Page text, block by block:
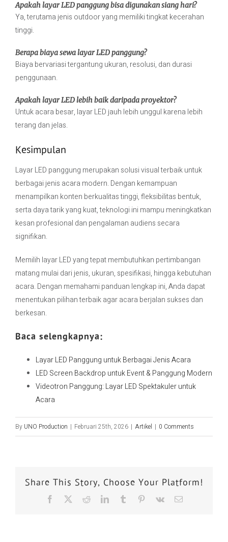
Apakah layar LED panggung bisa digunakan siang hari?
Ya, terutama jenis outdoor yang memiliki tingkat kecerahan
tinggi.
Berapa biaya sewa layar LED panggung?
Biaya bervariasi tergantung ukuran, resolusi, dan durasi
penggunaan.
Apakah layar LED lebih baik daripada proyektor?
Untuk acara besar, layar LED jauh lebih unggul karena lebih
terang dan jelas.
Kesimpulan
Layar LED panggung merupakan solusi visual terbaik untuk
berbagai jenis acara modern. Dengan kemampuan
menampilkan konten berkualitas tinggi, fleksibilitas bentuk,
serta daya tarik yang kuat, teknologi ini mampu meningkatkan
kesan profesional dan pengalaman audiens secara
signifikan.
Memilih layar LED yang tepat membutuhkan pertimbangan
matang mulai dari jenis, ukuran, spesifikasi, hingga kebutuhan
acara. Dengan memahami panduan lengkap ini, Anda dapat
menentukan pilihan terbaik agar acara berjalan sukses dan
berkesan.
Baca selengkapnya:
Layar LED Panggung untuk Berbagai Jenis Acara
LED Screen Backdrop untuk Event & Panggung Modern
Videotron Panggung: Layar LED Spektakuler untuk
Acara
By UNO Production | Februari 25th, 2026 | Artikel | 0 Comments
Share This Story, Choose Your Platform!